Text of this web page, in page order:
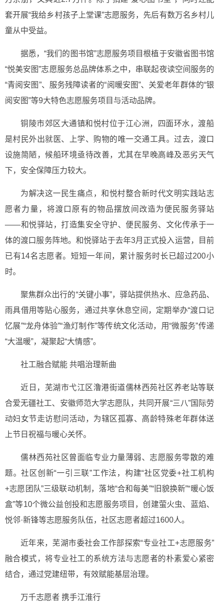
套开展“我给乡村孩子上堂课”志愿服务，先后有数万名乡村儿
童从中受益。
据悉，“我们的图书馆”志愿服务项目根植于安徽省图书馆
“悦美安图”志愿服务总品牌体系之中，串联起夜读空间服务的
“青阅安图”、服务残障读者的“阅暖安图”、关爱老年群体的“银
阅安图”等9大特色志愿服务项目与活动品牌。
铜陵市郊区大通镇和悦村位于江心洲，四面环水，渡船
是村民外出就医、上学、购物的唯一交通工具。过去，渡口
设施简陋，候船环境亟待改善，尤其在早晚高峰及恶劣天气
下，安全保障压力较大。
为解决这一民生痛点，和悦村整合新时代文明实践站志
愿者力量，将渡口原有的物品摆放间改造为便民服务驿站
——和悦驿站，打造集安全守护、便民服务、文化传承于一
体的渡口服务阵地。和悦驿站于去年3月正式投入运营，目前
已有14名志愿者。短短一年间，累计服务时长已超过200小
时。
聚焦群众出行的“关键小事”，驿站提供热水、应急药品、
雨具借用等贴心服务，通过共享休息空间，定期举办“渡口记
忆展”“龙舟体验”“渔灯制作”等传统文化活动，用“微服务”传递
“大温暖”，凝聚起“大情感”。
社工融合赋能 共唱治理新曲
近日，芜湖市弋江区澛港街道儒林西苑社区养老站等联
合爱无疆社工、安徽师范大学志愿队，共同开展“三八”国际劳
动妇女节走访慰问活动，为辖区孤寡、高龄特殊老年群体送
上节日祝福与暖心关怀。
儒林西苑社区曾面临专业力量薄弱、志愿服务零散的难
题。社区创新“一引三联”工作法，构建“社区党委+社工机构
+志愿团队”三级联动机制，落地“合和每美”“旧貌换新”“暖心饭
盒”等10个微公益创投和志愿服务项目，创建萤火虫、蓝焰、
悦邻·新锋等志愿服务队伍，社区志愿者超过1600人。
近年来，芜湖市委社会工作部探索“专业社工+志愿服务”
融合模式，将专业社工的系统方法与志愿者的朴素爱心紧密
结合，通过党建纽带，有效赋能基层治理。
万千志愿者 携手江淮行